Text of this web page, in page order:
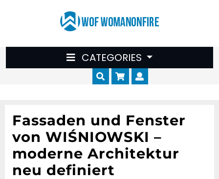
CATEGORIES
Cart
Fassaden und Fenster
von WIŚNIOWSKI –
moderne Architektur
neu definiert